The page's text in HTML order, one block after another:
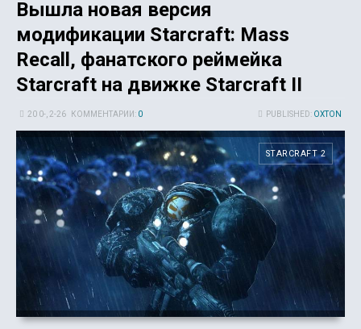
Вышла новая версия
модификации Starcraft: Mass
Recall, фанатского реймейка
Starcraft на движке Starcraft II
PUBLISHED: OXTON
20 0-, 2-26 КОММЕНТАРИИ: 0
STARCRAFT 2